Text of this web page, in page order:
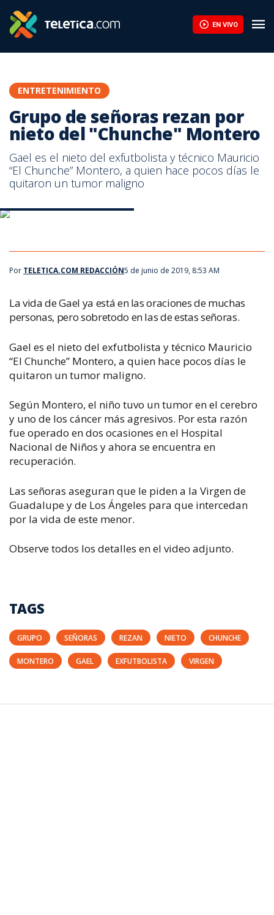
EN VIVO
ENTRETENIMIENTO
Grupo de señoras rezan por
nieto del "Chunche" Montero
Gael es el nieto del exfutbolista y técnico Mauricio
“El Chunche” Montero, a quien hace pocos días le
quitaron un tumor maligno
Por TELETICA.COM REDACCIÓN5 de junio de 2019, 8:53 AM
La vida de Gael ya está en las oraciones de muchas
personas, pero sobretodo en las de estas señoras.
Gael es el nieto del exfutbolista y técnico Mauricio
“El Chunche” Montero, a quien hace pocos días le
quitaron un tumor maligno.
Según Montero, el niño tuvo un tumor en el cerebro
y uno de los cáncer más agresivos. Por esta razón
fue operado en dos ocasiones en el Hospital
Nacional de Niños y ahora se encuentra en
recuperación.
Las señoras aseguran que le piden a la Virgen de
Guadalupe y de Los Ángeles para que intercedan
por la vida de este menor.
Observe todos los detalles en el video adjunto.
TAGS
GRUPO SEÑORAS REZAN NIETO CHUNCHE
MONTERO GAEL EXFUTBOLISTA VIRGEN